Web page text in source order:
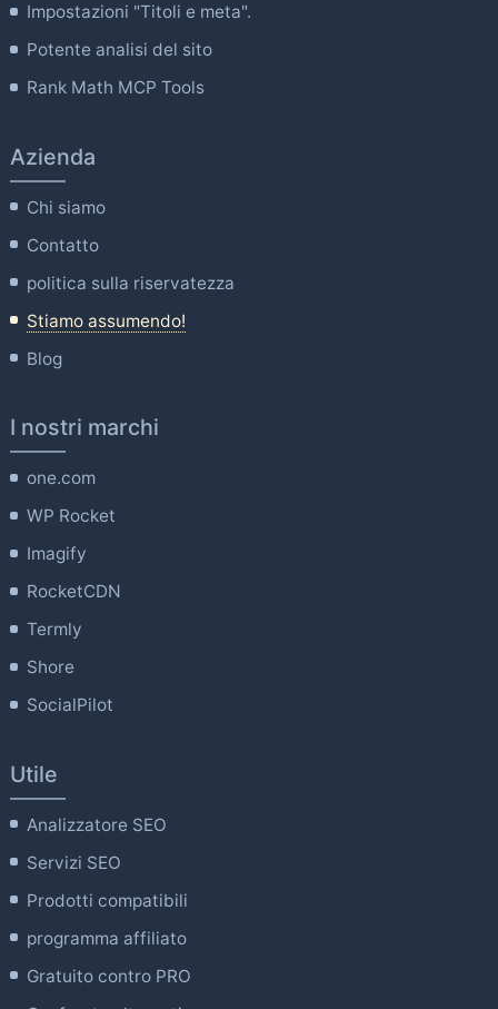
Impostazioni "Titoli e meta".
Potente analisi del sito
Rank Math MCP Tools
Azienda
Chi siamo
Contatto
politica sulla riservatezza
Stiamo assumendo!
Blog
I nostri marchi
one.com
WP Rocket
Imagify
RocketCDN
Termly
Shore
SocialPilot
Utile
Analizzatore SEO
Servizi SEO
Prodotti compatibili
programma affiliato
Gratuito contro PRO